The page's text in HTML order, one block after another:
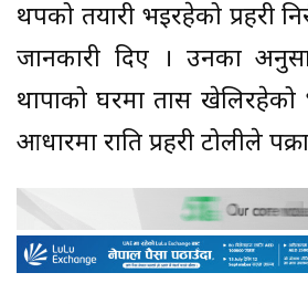
थपको तयारी भइरहेको प्रहरी
जानकारी दिए । उनका
थापाको घरमा तास खेलिरहेको
आधारमा राति प्रहरी टोलीले